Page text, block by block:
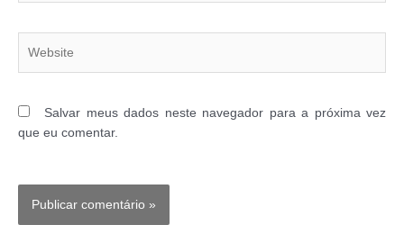
Salvar meus dados neste navegador para a próxima vez
que eu comentar.